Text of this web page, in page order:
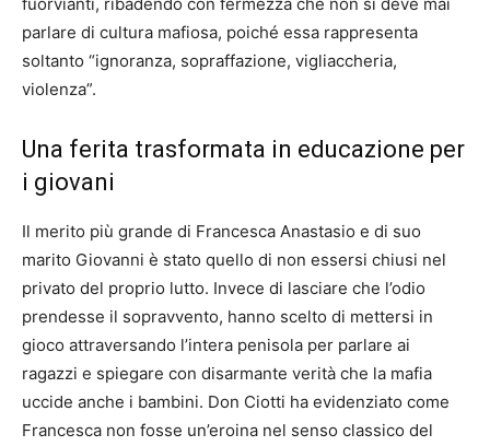
parlare di cultura mafiosa, poiché essa rappresenta
soltanto “ignoranza, sopraffazione, vigliaccheria,
violenza”.
Una ferita trasformata in educazione per
i giovani
Il merito più grande di Francesca Anastasio e di suo
marito Giovanni è stato quello di non essersi chiusi nel
privato del proprio lutto. Invece di lasciare che l’odio
prendesse il sopravvento, hanno scelto di mettersi in
gioco attraversando l’intera penisola per parlare ai
ragazzi e spiegare con disarmante verità che la mafia
uccide anche i bambini. Don Ciotti ha evidenziato come
Francesca non fosse un’eroina nel senso classico del